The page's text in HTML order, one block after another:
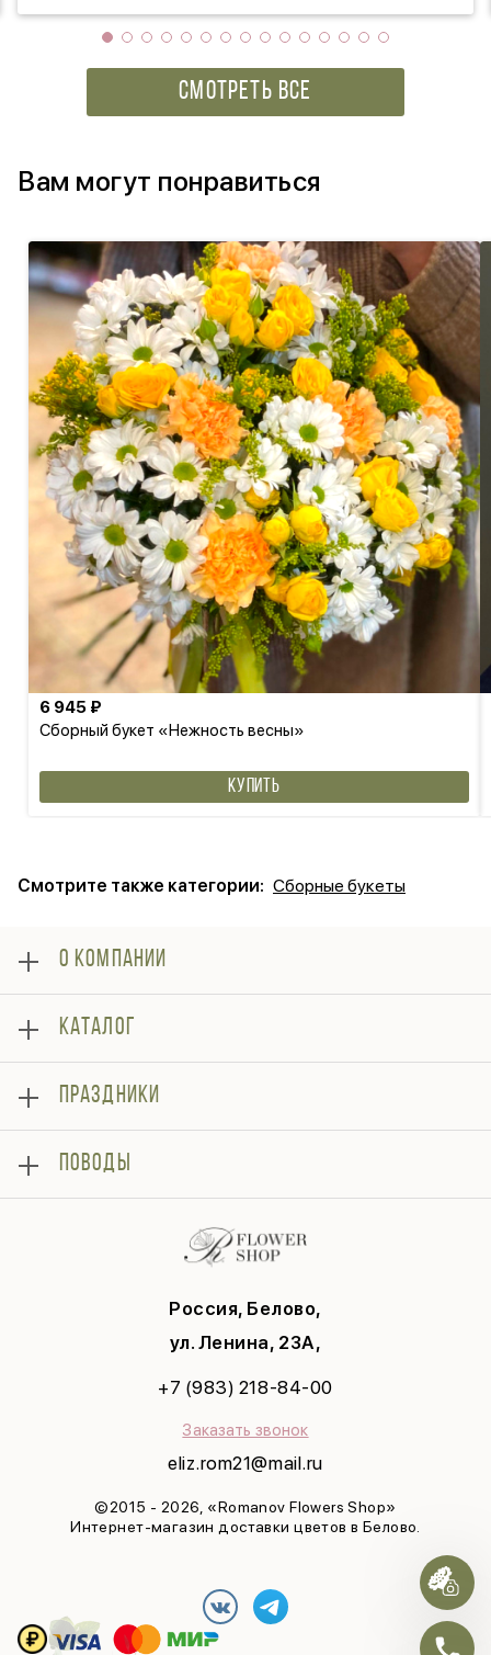
СМОТРЕТЬ ВСЕ
Вам могут понравиться
Сборный букет «Нежность весны»
6 945 ₽
КУПИТЬ
Смотрите также категории: Сборные букеты
Россия, Белово,
ул. Ленина, 23А,
+7 (983) 218-84-00
Заказать звонок
eliz.rom21@mail.ru
©2015 - 2026, «Romanov Flowers Shop»
Интернет-магазин доставки цветов в Белово.
О КОМПАНИИ
Оплата
Отзывы
Гарантии
Доставка
Вопросы и ответы
Контакты
Соглашение на рекламу
КАТАЛОГ
Акции
Цветы
Розы
Композиции
ПРАЗДНИКИ
День матери
Последний звонок
ПОВОДЫ
С днем рождения